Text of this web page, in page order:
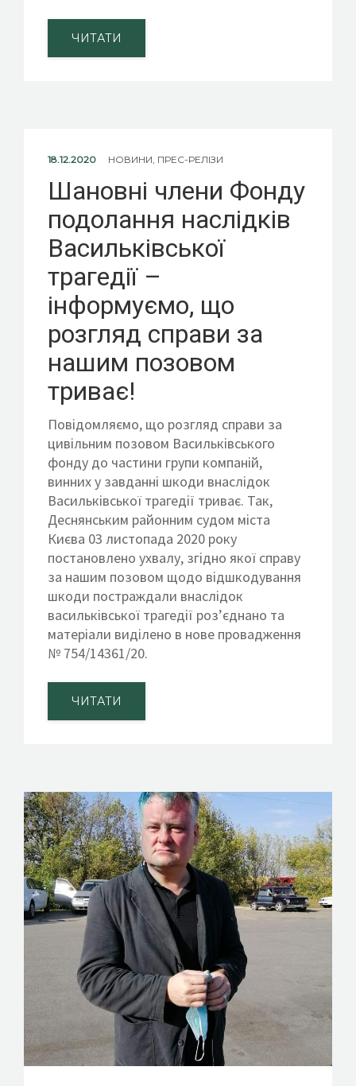
ЧИТАТИ
18.12.2020 НОВИНИ ПРЕС-РЕЛІЗИ
Шановні члени Фонду
подолання наслідків
Васильківської
трагедії –
інформуємо, що
розгляд справи за
нашим позовом
триває!
Повідомляємо, що розгляд справи за
цивільним позовом Васильківського
фонду до частини групи компаній,
винних у завданні шкоди внаслідок
Васильківської трагедії триває. Так,
Деснянським районним судом міста
Києва 03 листопада 2020 року
постановлено ухвалу, згідно якої справу
за нашим позовом щодо відшкодування
шкоди постраждали внаслідок
васильківської трагедії роз’єднано та
матеріали виділено в нове провадження
№ 754/14361/20.
ЧИТАТИ